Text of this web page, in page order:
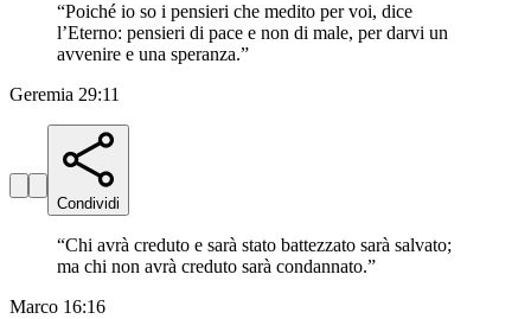
“Poiché io so i pensieri che medito per voi, dice
l’Eterno: pensieri di pace e non di male, per darvi un
avvenire e una speranza.”
Geremia 29:11
Condividi
“Chi avrà creduto e sarà stato battezzato sarà salvato;
ma chi non avrà creduto sarà condannato.”
Marco 16:16